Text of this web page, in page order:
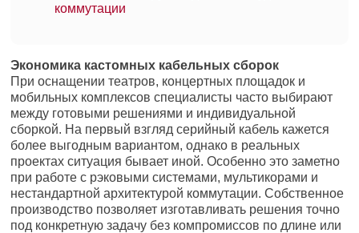
коммутации
Экономика кастомных кабельных сборок
При оснащении театров, концертных площадок и
мобильных комплексов специалисты часто выбирают
между готовыми решениями и индивидуальной
сборкой. На первый взгляд серийный кабель кажется
более выгодным вариантом, однако в реальных
проектах ситуация бывает иной. Особенно это заметно
при работе с рэковыми системами, мультикорами и
нестандартной архитектурой коммутации. Собственное
производство позволяет изготавливать решения точно
под конкретную задачу без компромиссов по длине или